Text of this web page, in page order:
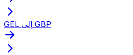
GEL إلى GBP